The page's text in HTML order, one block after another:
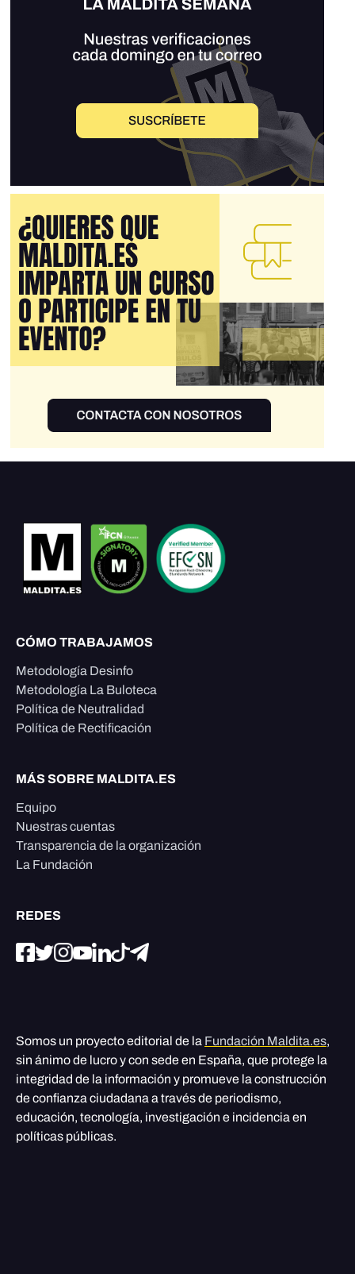
CÓMO TRABAJAMOS
Metodología Desinfo
Metodología La Buloteca
Política de Neutralidad
Política de Rectificación
MÁS SOBRE MALDITA.ES
Equipo
Nuestras cuentas
Transparencia de la organización
La Fundación
REDES
Somos un proyecto editorial de la Fundación Maldita.es,
sin ánimo de lucro y con sede en España, que protege la
integridad de la información y promueve la construcción
de confianza ciudadana a través de periodismo,
educación, tecnología, investigación e incidencia en
políticas públicas.